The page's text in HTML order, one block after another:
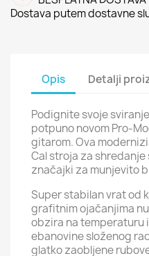
Dostava putem dostavne
Opis Detalji
Podignite svoje
potpuno novom Pro-
gitarom. Ova
Cal stroja za
značajki za munjevito
Super stabilan vrat od
grafitnim ojačanjima
obzira na temperaturu
ebanovine složenog
glatko zaobljene